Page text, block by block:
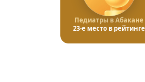
Педиатры в Абакане
23-е место в рейтинге